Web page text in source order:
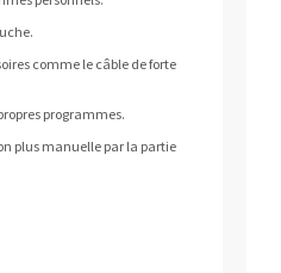
comme le câble de forte
programmes.
plus manuelle par la partie